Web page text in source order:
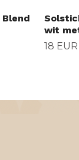
wit
18 EUR